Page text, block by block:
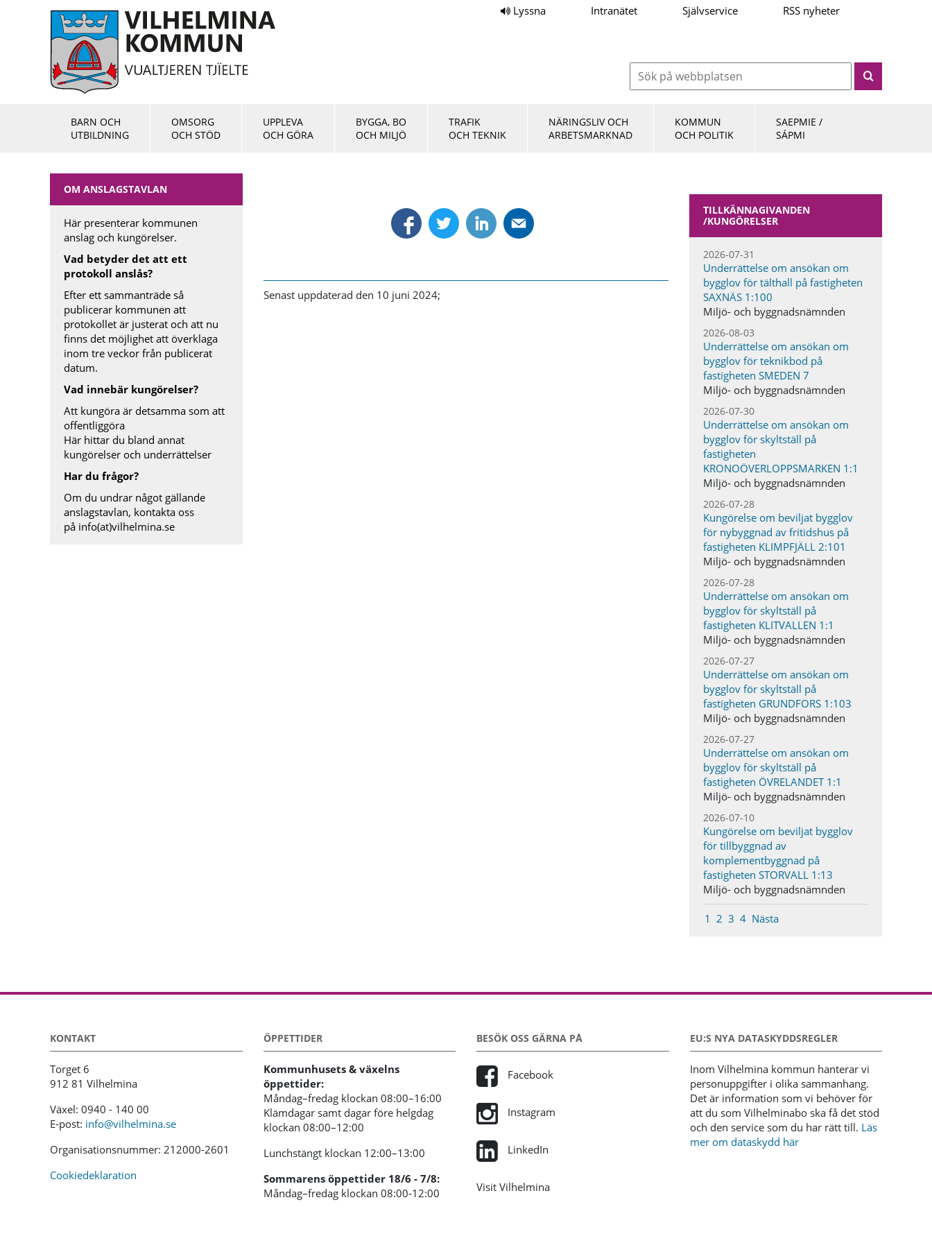
Lyssna Intranätet Självservice RSS nyheter
BARN OCH
UTBILDNING
OMSORG
OCH STÖD
UPPLEVA
OCH GÖRA
BYGGA, BO
OCH MILJÖ
TRAFIK
OCH TEKNIK
NÄRINGSLIV OCH
ARBETSMARKNAD
KOMMUN
OCH POLITIK
SAEPMIE /
SÁPMI
Senast uppdaterad den 10 juni 2024;
TILLKÄNNAGIVANDEN​
/KUNGÖRELSER
2026-07-31
Underrättelse om ansökan om
bygglov för tälthall på fastigheten
SAXNÄS 1:100
Miljö- och byggnadsnämnden
2026-08-03
Underrättelse om ansökan om
bygglov för teknikbod på
fastigheten SMEDEN 7
Miljö- och byggnadsnämnden
2026-07-30
Underrättelse om ansökan om
bygglov för skyltställ på
fastigheten
KRONOÖVERLOPPSMARKEN 1:1
Miljö- och byggnadsnämnden
2026-07-28
Kungörelse om beviljat bygglov
för nybyggnad av fritidshus på
fastigheten KLIMPFJÄLL 2:101
Miljö- och byggnadsnämnden
2026-07-28
Underrättelse om ansökan om
bygglov för skyltställ på
fastigheten KLITVALLEN 1:1
Miljö- och byggnadsnämnden
2026-07-27
Underrättelse om ansökan om
bygglov för skyltställ på
fastigheten GRUNDFORS 1:103
Miljö- och byggnadsnämnden
2026-07-27
Underrättelse om ansökan om
bygglov för skyltställ på
fastigheten ÖVRELANDET 1:1
Miljö- och byggnadsnämnden
2026-07-10
Kungörelse om beviljat bygglov
för tillbyggnad av
komplementbyggnad på
fastigheten STORVALL 1:13
Miljö- och byggnadsnämnden
1 2 3 4 Nästa
OM ANSLAGSTAVLAN
Här presenterar kommunen
anslag och kungörelser.
Vad betyder det att ett
protokoll anslås?
Efter ett sammanträde så
publicerar kommunen att
protokollet är justerat och att nu
finns det möjlighet att överklaga
inom tre veckor från publicerat
datum.
Vad innebär kungörelser?
Att kungöra är detsamma som att
offentliggöra
Här hittar du bland annat
kungörelser och underrättelser
Har du frågor?
Om du undrar något gällande
anslagstavlan, kontakta oss
på info(at)vilhelmina.se
KONTAKT
Torget 6
912 81 Vilhelmina
Växel: 0940 - 140 00
E-post: info@vilhelmina.se
Organisationsnummer: 212000-2601
Cookiedeklaration
ÖPPETTIDER
Kommunhusets & växelns
öppettider:
Måndag–fredag klockan 08:00–16:00
Klämdagar samt dagar före helgdag
klockan 08:00–12:00
Lunchstängt klockan 12:00–13:00
Sommarens öppettider 18/6 - 7/8:
Måndag–fredag klockan 08:00-12:00
BESÖK OSS GÄRNA PÅ
Facebook
Instagram
LinkedIn
Visit Vilhelmina
EU:S NYA DATASKYDDSREGLER
Inom Vilhelmina kommun hanterar vi
personuppgifter i olika sammanhang.
Det är information som vi behöver för
att du som Vilhelminabo ska få det stöd
och den service som du har rätt till. Läs
mer om dataskydd här